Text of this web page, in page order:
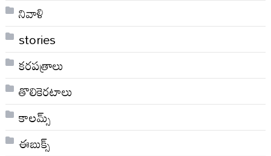
నివాళి
stories
కరపత్రాలు
తొలికెరటాలు
కాలమ్స్
ఈబుక్స్